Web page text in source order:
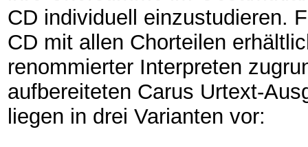
CD individuell einzustudieren.
CD mit allen Chorteilen
renommierter Interpreten
aufbereiteten Carus Urtext-
liegen in drei Varianten vor: